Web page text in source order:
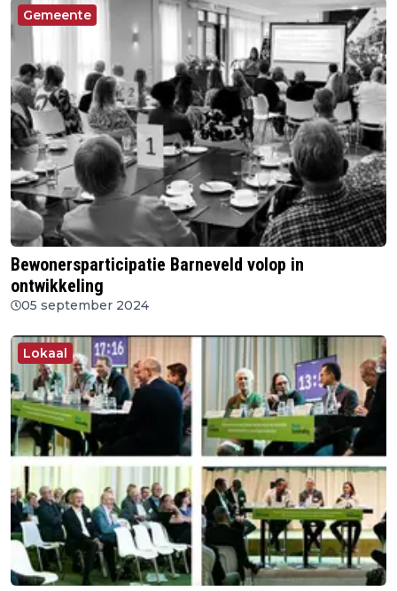
Gemeente
Bewonersparticipatie Barneveld volop in
ontwikkeling
05 september 2024
Lokaal